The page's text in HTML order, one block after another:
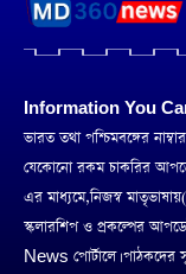
Information You
ভারত তথা পশ্চিমবঙ্গের
যেকোনো রকম চাকরির
এর মাধ্যমে,নিজস্ব
স্কলারশিপ ও প্রকল্পের
News পোর্টালে। পাঠকদের